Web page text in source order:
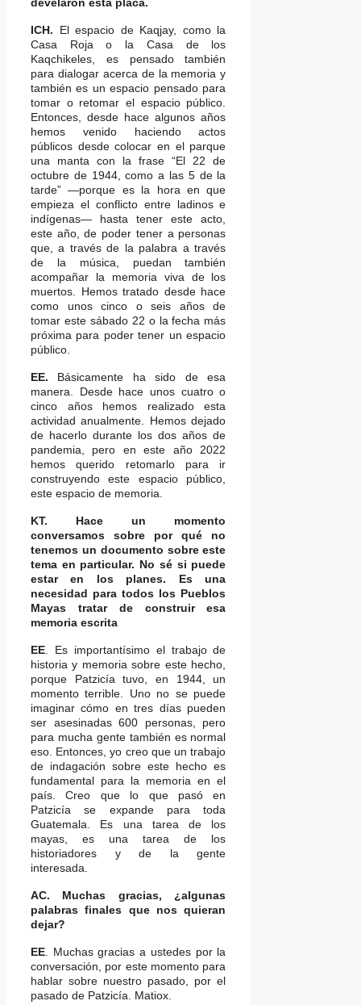
ICH. El espacio de Kaqjay, como la
Casa Roja o la Casa de los
Kaqchikeles, es pensado también
para dialogar acerca de la memoria y
también es un espacio pensado para
tomar o retomar el espacio público.
Entonces, desde hace algunos años
hemos venido haciendo actos
públicos desde colocar en el parque
una manta con la frase “El 22 de
octubre de 1944, como a las 5 de la
tarde” —porque es la hora en que
empieza el conflicto entre ladinos e
indígenas— hasta tener este acto,
este año, de poder tener a personas
que, a través de la palabra a través
de la música, puedan también
acompañar la memoria viva de los
muertos. Hemos tratado desde hace
como unos cinco o seis años de
tomar este sábado 22 o la fecha más
próxima para poder tener un espacio
público.
EE. Básicamente ha sido de esa
manera. Desde hace unos cuatro o
cinco años hemos realizado esta
actividad anualmente. Hemos dejado
de hacerlo durante los dos años de
pandemia, pero en este año 2022
hemos querido retomarlo para ir
construyendo este espacio público,
este espacio de memoria.
KT. Hace un momento
conversamos sobre por qué no
tenemos un documento sobre este
tema en particular. No sé si puede
estar en los planes. Es una
necesidad para todos los Pueblos
Mayas tratar de construir esa
memoria escrita
EE . Es importantísimo el trabajo de
historia y memoria sobre este hecho,
porque Patzicía tuvo, en 1944, un
momento terrible. Uno no se puede
imaginar cómo en tres días pueden
ser asesinadas 600 personas, pero
para mucha gente también es normal
eso. Entonces, yo creo que un trabajo
de indagación sobre este hecho es
fundamental para la memoria en el
país. Creo que lo que pasó en
Patzicía se expande para toda
Guatemala. Es una tarea de los
mayas, es una tarea de los
historiadores y de la gente
interesada.
AC. Muchas gracias, ¿algunas
palabras finales que nos quieran
dejar?
EE . Muchas gracias a ustedes por la
conversación, por este momento para
hablar sobre nuestro pasado, por el
pasado de Patzicía. Matiox.